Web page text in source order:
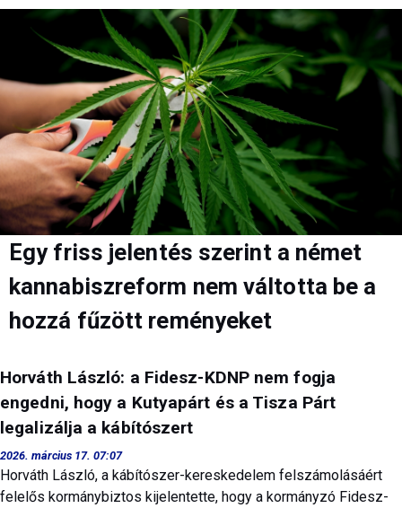
Egy friss jelentés szerint a német
kannabiszreform nem váltotta be a
hozzá fűzött reményeket
Horváth László: a Fidesz-KDNP nem fogja
engedni, hogy a Kutyapárt és a Tisza Párt
legalizálja a kábítószert
2026. március 17. 07:07
Horváth László, a kábítószer-kereskedelem felszámolásáért
felelős kormánybiztos kijelentette, hogy a kormányzó Fidesz-